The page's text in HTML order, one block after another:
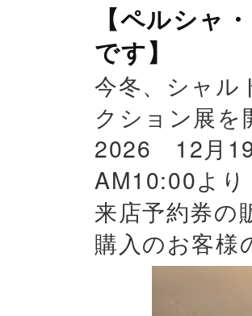
【ペルシャ
です】
今冬、シャル
クション展
2026 12月19
AM10:00よ
来店予約券の
購入のお客様